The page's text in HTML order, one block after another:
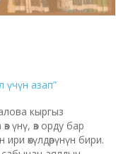
үчүн азап”
кыргыз
үнү, өз орду бар
өкүлдөрүнүн бири.